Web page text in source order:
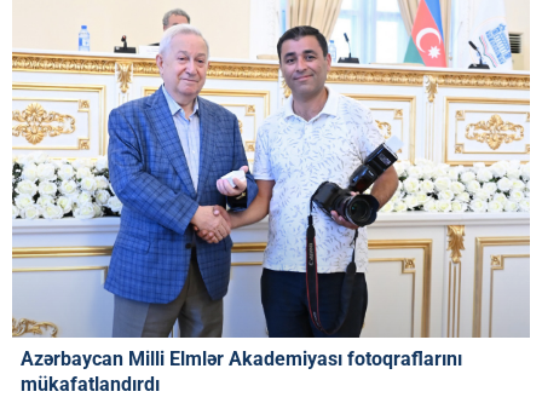
Azərbaycan Milli Elmlər Akademiyası fotoqraflarını
mükafatlandırdı